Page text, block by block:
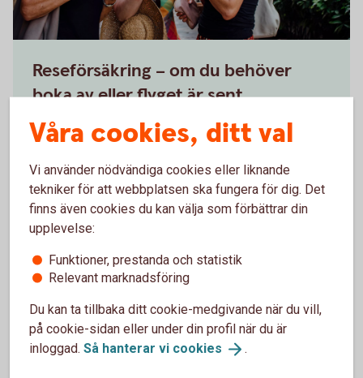
Reseförsäkring – om du behöver
boka av eller flyget är sent
Är du på gång att boka drömresan? Kreditkorten har
en reseförsäkring med avbeställningsskydd, samt
ersättning vid försenad ankomst eller försenat
bagage. En hjälp på vägen om oturen är framme.
Kreditkortens Mastercard
Våra cookies, ditt val
Vi använder nödvändiga cookies eller liknande
tekniker för att webbplatsen ska fungera för dig. Det
finns även cookies du kan välja som förbättrar din
upplevelse:
Funktioner, prestanda och statistik
Relevant marknadsföring
Du kan ta tillbaka ditt cookie-medgivande när du vill,
på cookie-sidan eller under din profil när du är
inloggad. Så hanterar vi cookies .